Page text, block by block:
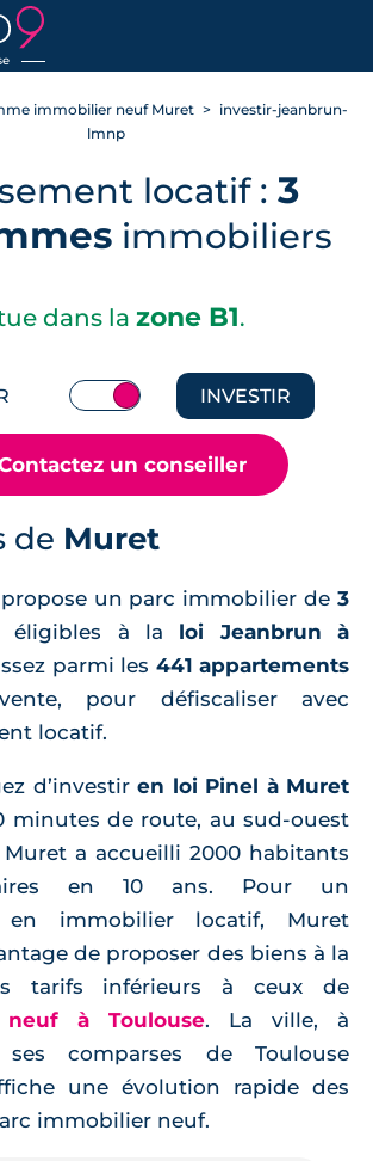
immobilier neuf Muret
investir-jeanbrun-
lmnp
locatif : 3
immobiliers
dans la zone B1.
INVESTIR
un conseiller
de Muret
un parc immobilier de 3
éligibles à la loi Jeanbrun à
parmi les 441 appartements
pour défiscaliser avec
locatif.
d’investiren loi Pinel à Muret
minutes de route, au sud-ouest
Muret a accueilli 2000 habitants
en 10 ans. Pour un
en immobilier locatif, Muret
de proposer des biens à la
tarifs inférieurs à ceux de
neuf à Toulouse. La ville, à
comparses de Toulouse
une évolution rapide des
immobilier neuf.